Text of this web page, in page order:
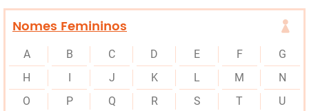
Nomes Femininos
A B C D E F
G
H
I J K L M
N
O
P Q R S T
U